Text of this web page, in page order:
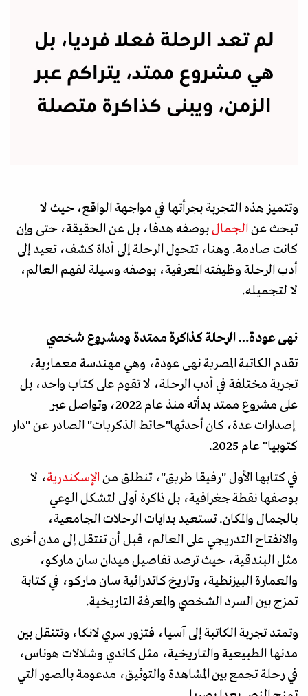
لم تعد الرحلة فعلا فرديا، بل
هي مشروع ممتد، يتراكم عبر
الزمن، ويبنى كذاكرة متصلة
وتتميز هذه التجربة بجرأتها في مواجهة الواقع، حيث لا
تبحث عن الجمالبوصفه هدفا، بل عن الحقيقة، حتى وإن
كانت صادمة. وهنا، تتحول الرحلة إلى أداة كشف، تعيد إلى
أدب الرحلة وظيفته المعرفية، بوصفه وسيلة لفهم العالم،
لا لتجميله.
نهى عودة… الرحلة كذاكرة ممتدة ومشروع شخصي
تقدم الكاتبة المصرية نهى عودة، وهي مهندسة معمارية،
تجربة مختلفة في أدب الرحلة، لا تقوم على كتاب واحد، بل
على مشروع ممتد بدأته منذ عام 2022، وتواصل عبر
إصدارات عدة، كان أحدثها"حائط الذكريات" الصادر عن "دار
كتوبيا" عام 2025.
في كتابها الأول "رفيقا طريق"، تنطلق من الإسكندرية، لا
بوصفها نقطة جغرافية، بل ذاكرة أولى لتشكل الوعي
بالجمال والمكان. تستعيد بدايات الرحلات الجامعية،
والانفتاح التدريجي على العالم، قبل أن تنتقل إلى مدن أخرى
مثل البندقية، حيث ترصد تفاصيل ميدان سان ماركو،
والعمارة البيزنطية، وتاريخ كاتدرائية سان ماركو، في كتابة
تمزج بين السرد الشخصي والمعرفة التاريخية.
وتمتد تجربة الكاتبة إلى آسيا، فتزور سري لانكا، وتتنقل بين
مدنها الطبيعية والتاريخية، مثل كاندي وشلالات هوناس،
في رحلة تجمع بين المشاهدة والتوثيق، مدعومة بالصور التي